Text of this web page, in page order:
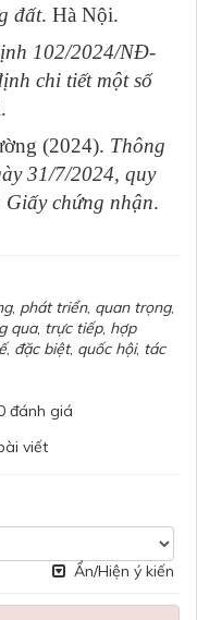
đất. Hà Nội.
102/2024/NĐ-
chi tiết một số
(2024). Thông
31/7/2024, quy
chứng nhận.
, phát triển, quan trọng,
qua, trực tiếp, hợp
, đặc biệt, quốc hội, tác
đánh giá
viết
Ẩn/Hiện ý kiến